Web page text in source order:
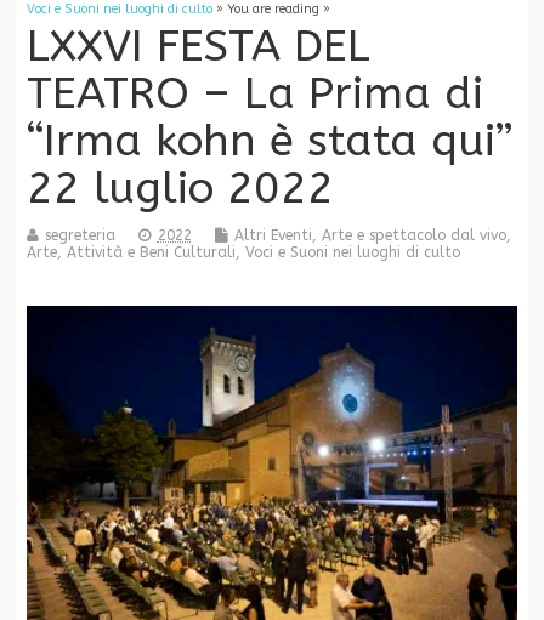
Voci e Suoni nei luoghi di culto» You are reading »
LXXVI FESTA DEL
TEATRO – La Prima di
“Irma kohn è stata qui”
22 luglio 2022
segreteria 2022 Altri Eventi, Arte e spettacolo dal vivo,
Arte, Attività e Beni Culturali, Voci e Suoni nei luoghi di culto